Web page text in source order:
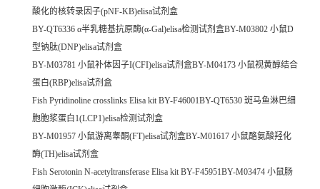
酸化的核转录因子(pNF-KB)elisa试剂盒
BY-QT6336 α半乳糖基抗原酶(α-Gal)elisa检测试剂盒BY-M03802 小鼠D
型钠肽(DNP)elisa试剂盒
BY-M03781 小鼠补体因子I(CFI)elisa试剂盒BY-M04173 小鼠视黄醇结合
蛋白(RBP)elisa试剂盒
Fish Pyridinoline crosslinks Elisa kit BY-F46001BY-QT6530 斑马鱼淋巴细
胞胞浆蛋白1(LCP1)elisa检测试剂盒
BY-M01957 小鼠游离睾酮(FT)elisa试剂盒BY-M01617 小鼠酪氨酸羟化
酶(TH)elisa试剂盒
Fish Serotonin N-acetyltransferase Elisa kit BY-F45951BY-M03474 小鼠肠